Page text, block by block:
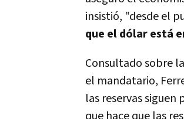
insistió, "desde el
que el dólar está
Consultado sobre
el mandatario,
las reservas